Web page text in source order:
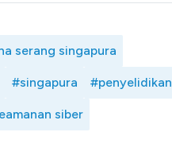
serang singapura
#singapura #penyelidikan
siber